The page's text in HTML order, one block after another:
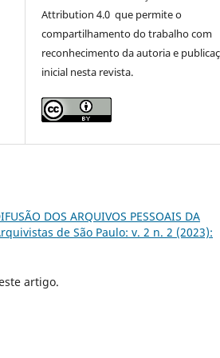
Attribution 4.0 que permite o
compartilhamento do trabalho com
reconhecimento da autoria e
inicial nesta revista.
DOS ARQUIVOS PESSOAIS DA
de São Paulo: v. 2 n. 2 (2023):
artigo.